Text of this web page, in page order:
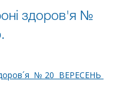
здоров'я №
№ 20 ВЕРЕСЕНЬ